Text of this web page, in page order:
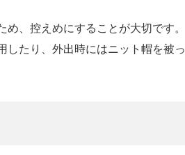
、控えめにすることが大切です。
したり、外出時にはニット帽を被っ